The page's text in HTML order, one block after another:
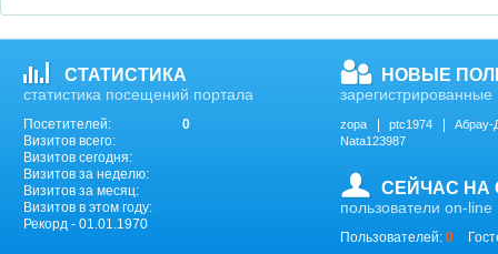
СТАТИСТИКА
статистика посещений портала
Посетителей:
0
Визитов всего:
Визитов сегодня:
Визитов за неделю:
Визитов за месяц:
Визитов в этом году:
Рекорд - 01.01.1970
НОВЫЕ
зарегистрированные
zopa ptc1974
Абрау-
Nata123987
СЕЙЧАС НА
пользователи on-line
Пользователей: 0